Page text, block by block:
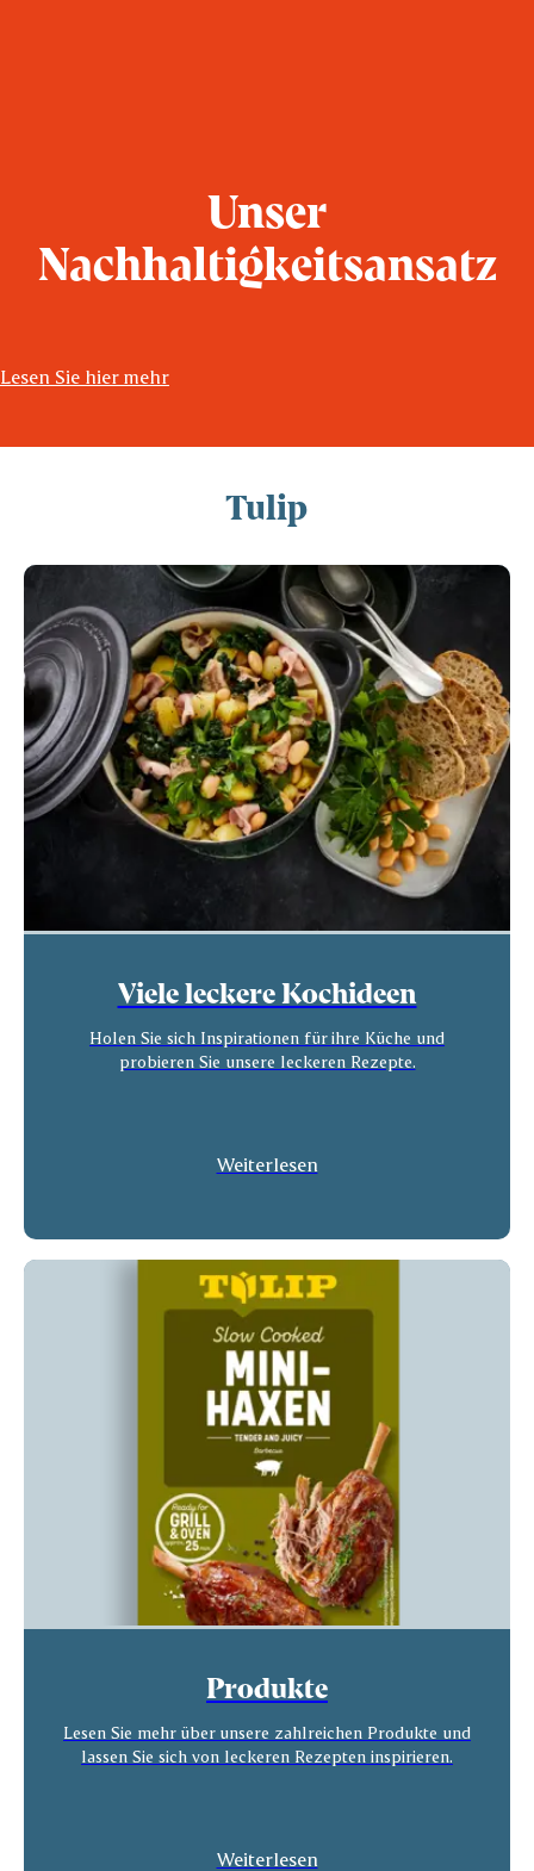
Unser
Nachhaltigkeitsansatz
Lesen Sie hier mehr
Tulip
Viele leckere Kochideen
Holen Sie sich Inspirationen für ihre Küche und
probieren Sie unsere leckeren Rezepte.
Weiterlesen
Produkte
Lesen Sie mehr über unsere zahlreichen Produkte und
lassen Sie sich von leckeren Rezepten inspirieren.
Weiterlesen